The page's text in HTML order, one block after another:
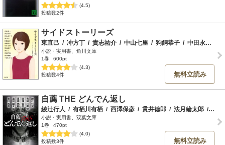
(4.5)
投稿数2件
サイドストーリーズ
東直己 / 冲方丁 / 貴志祐介 / 中山七里 / 狗飼恭子 / 中田永一
小説・実用書、角川文庫
1巻
600pt
(4.3)
投稿数4件
無料立読み
自薦 THE どんでん返し
綾辻行人 / 有栖川有栖 / 西澤保彦 / 貫井徳郎 / 法月綸太郎 / 東川
小説・実用書、双葉文庫
1巻
470pt
(4.0)
投稿数3件
無料立読み